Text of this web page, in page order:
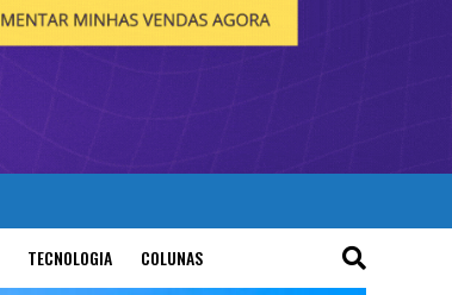
TECNOLOGIA COLUNAS